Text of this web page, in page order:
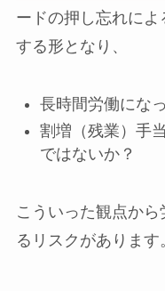
ードの押し忘れに
する形となり、
長時間労働にな
割増（残業）手
ではないか？
こういった観点か
るリスクがあります